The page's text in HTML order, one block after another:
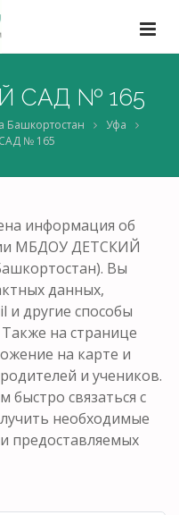
САД № 165
Башкортостан
Уфа
№ 165
информация об
МБДОУ ДЕТСКИЙ
Вы
данных,
и другие способы
на странице
на карте и
и учеников.
связаться с
необходимые
предоставляемых